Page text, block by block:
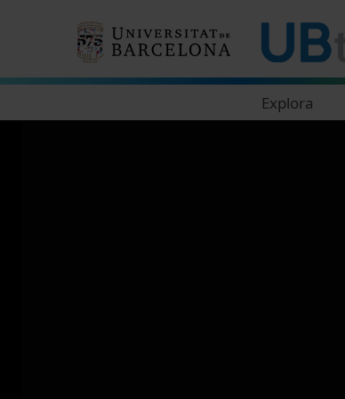
Explora